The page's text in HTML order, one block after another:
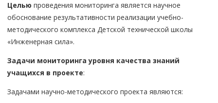
Целью проведения мониторинга является научное
обоснование результативности реализации учебно-
методического комплекса Детской технической школы
«Инженерная сила».
Задачи мониторинга уровня качества знаний
учащихся в проекте:
Задачами научно-методического проекта являются: